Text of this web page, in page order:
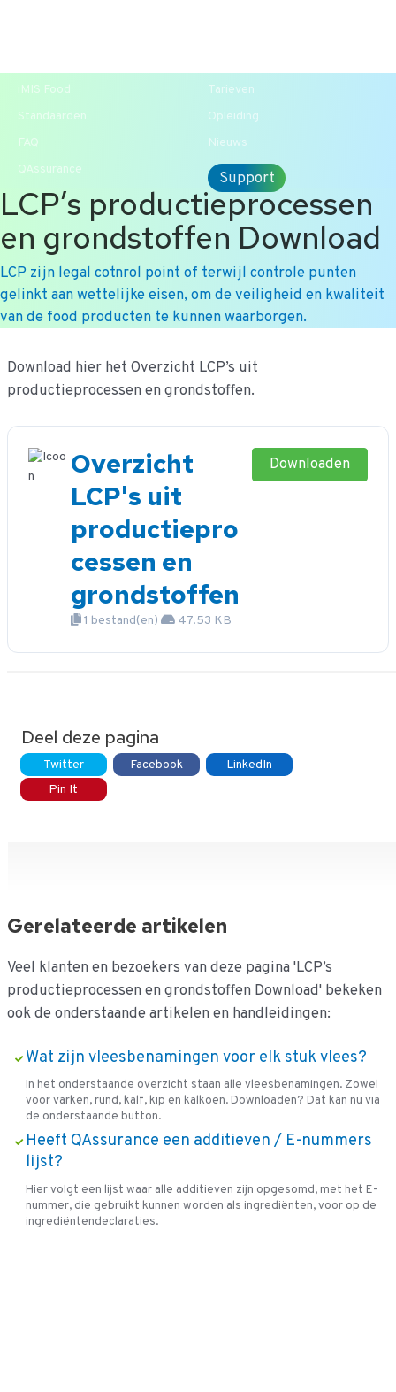
iMIS Food
Tarieven
Standaarden
Opleiding
FAQ
Nieuws
QAssurance
Support
LCP’s productieprocessen
en grondstoffen Download
LCP zijn legal cotnrol point of terwijl controle punten
gelinkt aan wettelijke eisen, om de veiligheid en kwaliteit
van de food producten te kunnen waarborgen.
Ga
de
Download hier het Overzicht LCP’s uit
productieprocessen en grondstoffen.
Overzicht
LCP's uit
productiepro
cessen en
grondstoffen
1 bestand(en) 47.53 KB
Downloaden
Deel deze pagina
Twitter Facebook
LinkedIn
Pin It
Gerelateerde artikelen
Veel klanten en bezoekers van deze pagina 'LCP’s
productieprocessen en grondstoffen Download' bekeken
ook de onderstaande artikelen en handleidingen:
Wat zijn vleesbenamingen voor elk stuk vlees?
In het onderstaande overzicht staan alle vleesbenamingen. Zowel
voor varken, rund, kalf, kip en kalkoen. Downloaden? Dat kan nu via
de onderstaande button.
Heeft QAssurance een additieven / E-nummers
lijst?
Hier volgt een lijst waar alle additieven zijn opgesomd, met het E-
nummer, die gebruikt kunnen worden als ingrediënten, voor op de
ingrediëntendeclaraties.